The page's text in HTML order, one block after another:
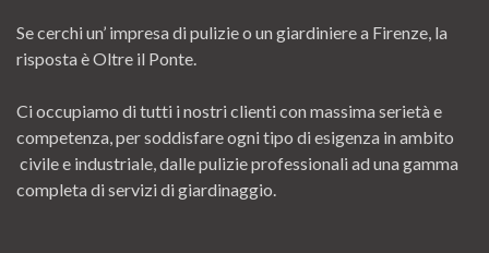
Se cerchi un’ impresa di pulizie o un giardiniere a Firenze, la
risposta è Oltre il Ponte.
Ci occupiamo di tutti i nostri clienti con massima serietà e
competenza, per soddisfare ogni tipo di esigenza in ambito
civile e industriale, dalle pulizie professionali ad una gamma
completa di servizi di giardinaggio.